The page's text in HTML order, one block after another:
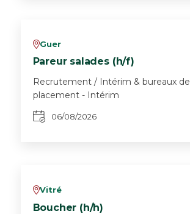
vGuer
Pareur salades (h/f)
Recrutement / Intérim & bureaux de
placement - Intérim
06/08/2026
vVitré
Boucher (h/h)